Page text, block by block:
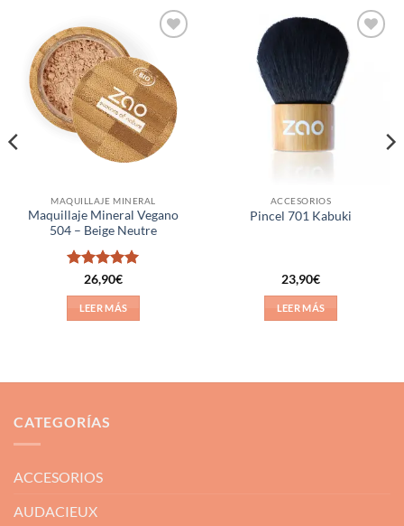
lista de
deseos
MAQUILLAJE MINERAL
Maquillaje Mineral Vegano
504 – Beige Neutre
Valorado
con5de 5
26,90€
LEER MÁS
Añadir
ACCESORIOS
Pincel 701 Kabuki
23,90€
LEER MÁS
CATEGORÍAS
ACCESORIOS
AUDACIEUX